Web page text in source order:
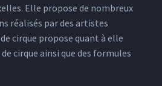
Elle propose de nombreux
réalisés par des artistes
cirque propose quant à elle
cirque ainsi que des formules